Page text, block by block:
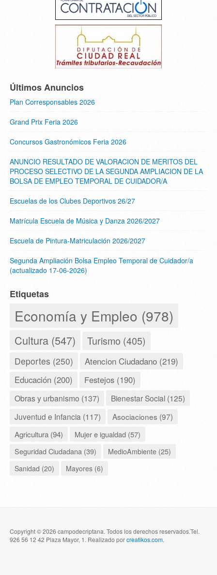
Últimos Anuncios
Plan Corresponsables 2026
Grand Prix Feria 2026
Concursos Gastronómicos Feria 2026
ANUNCIO RESULTADO DE VALORACION DE MERITOS DEL
PROCESO SELECTIVO DE LA SEGUNDA AMPLIACION DE LA
BOLSA DE EMPLEO TEMPORAL DE CUIDADOR/A
Escuelas de los Clubes Deportivos 26/27
Matrícula Escuela de Música y Danza 2026/2027
Escuela de Pintura-Matriculación 2026/2027
Segunda Ampliación Bolsa Empleo Temporal de Cuidador/a
(actualizado 17-06-2026)
Etiquetas
Economía y Empleo (978)
Cultura (547) Turismo (405)
Deportes (250) Atencion Ciudadano (219)
Educación (200) Festejos (190)
Obras y urbanismo (137)
Bienestar Social (125)
Juventud e Infancia (117)
Asociaciones (97)
Agricultura (94)
Mujer e igualdad (57)
Seguridad Ciudadana (39)
MedioAmbiente (25)
Sanidad (20)
Mayores (6)
Copyright © 2026 campodecriptana. Todos los derechos reservados.Tel.
926 56 12 42 Plaza Mayor, 1. Realizado porcreatikos.com.